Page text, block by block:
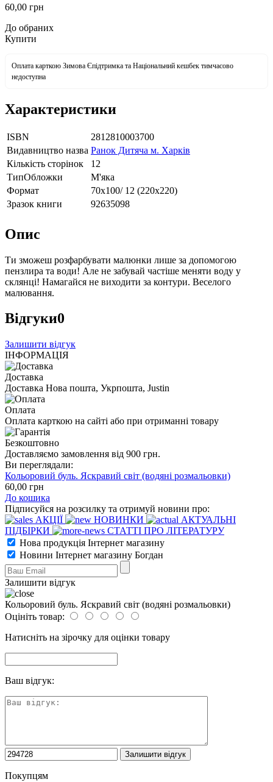
60,00 грн
До обраних
Купити
Оплата карткою Зимова Єпідтримка та Національний кешбек тимчасово
недоступна
Характеристики
ISBN
2812810003700
Видавництво назва Ранок Дитяча м. Харків
Кількість сторінок
12
ТипОбложки
М'яка
Формат
70х100/ 12 (220х220)
Зразок книги
92635098
Опис
Ти зможеш розфарбувати малюнки лише за допомогою
пензлира та води! Але не забувай частіше меняти воду у
склянці! Намагайся не виходити за контури. Веселого
малювання.
Відгуки0
Залишити відгук
ІНФОРМАЦІЯ
Доставка
Доставка Нова пошта, Укрпошта, Justin
Оплата
Оплата карткою на сайті або при отриманні товару
Безкоштовно
Доставляємо замовлення від 900 грн.
Ви переглядали:
Кольоровий буль. Яскравий світ (водяні розмальовки)
60,00 грн
До кошика
Підписуйся на розсилку та отримуй новини про:
АКЦІЇ
НОВИНКИ
АКТУАЛЬНІ
ПІДБІРКИ
СТАТТІ ПРО ЛІТЕРАТУРУ
Нова продукція Інтернет магазину
Новини Інтернет магазину Богдан
Залишити відгук
Кольоровий буль. Яскравий світ (водяні розмальовки)
Оцініть товар:
Натисніть на зірочку для оцінки товару
Ваш відгук:
Покупцям